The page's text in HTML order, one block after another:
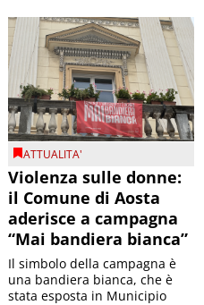
ATTUALITA'
Violenza sulle donne:
il Comune di Aosta
aderisce a campagna
“Mai bandiera bianca”
Il simbolo della campagna è
una bandiera bianca, che è
stata esposta in Municipio